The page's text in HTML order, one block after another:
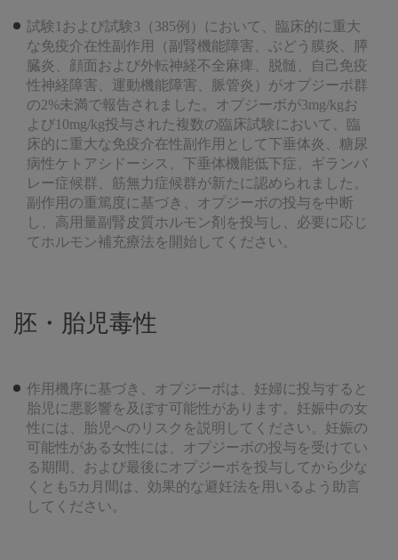
試験1および試験3（385例）において、臨床的に重大
な免疫介在性副作用（副腎機能障害、ぶどう膜炎、膵
臓炎、顔面および外転神経不全麻痺、脱髄、自己免疫
性神経障害、運動機能障害、脈管炎）がオプジーボ群
の2%未満で報告されました。オプジーボが3mg/kgお
よび10mg/kg投与された複数の臨床試験において、臨
床的に重大な免疫介在性副作用として下垂体炎、糖尿
病性ケトアシドーシス、下垂体機能低下症、ギランバ
レー症候群、筋無力症候群が新たに認められました。
副作用の重篤度に基づき、オプジーボの投与を中断
し、高用量副腎皮質ホルモン剤を投与し、必要に応じ
てホルモン補充療法を開始してください。
胚・胎児毒性
作用機序に基づき、オプジーボは、妊婦に投与すると
胎児に悪影響を及ぼす可能性があります。妊娠中の女
性には、胎児へのリスクを説明してください。妊娠の
可能性がある女性には、オプジーボの投与を受けてい
る期間、および最後にオプジーボを投与してから少な
くとも5カ月間は、効果的な避妊法を用いるよう助言
してください。